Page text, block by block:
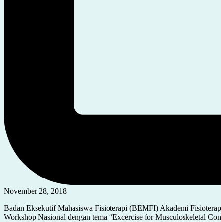
November 28, 2018
Badan Eksekutif Mahasiswa Fisioterapi (BEMFI) Akademi
Workshop Nasional dengan tema “Excercise for Musculoskeletal